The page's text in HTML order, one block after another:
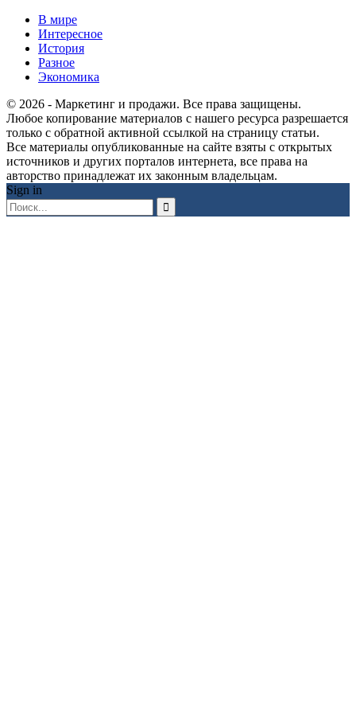
В мире
Интересное
История
Разное
Экономика
© 2026 - Маркетинг и продажи. Все права защищены.
Любое копирование материалов с нашего ресурса разрешается
только с обратной активной ссылкой на страницу статьи.
Все материалы опубликованные на сайте взяты с открытых
источников и других порталов интернета, все права на
авторство принадлежат их законным владельцам.
Sign in